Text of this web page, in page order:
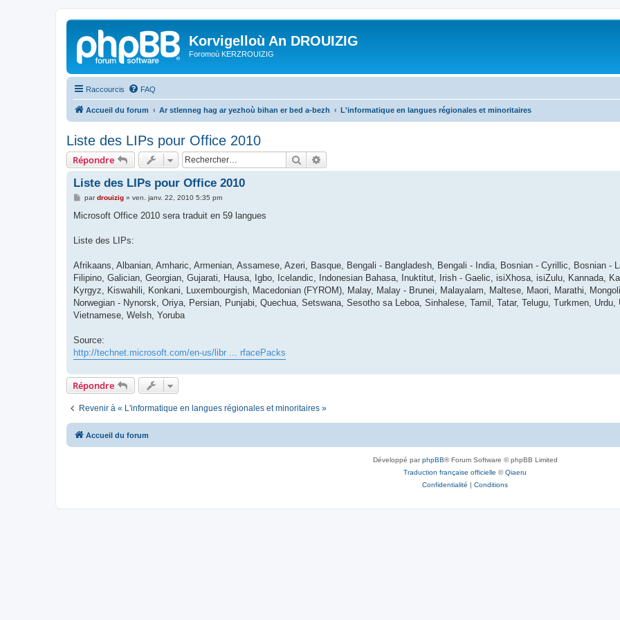
Korvigelloù An DROUIZIG
Foromoù KERZROUIZIG
Raccourcis FAQ
Accueil du forum Ar stlenneg hag ar yezhoù bihan er bed a-bezh L'informatique en langues régionales et minoritaires
Liste des LIPs pour Office 2010
Répondre Rechercher
Liste des LIPs pour Office 2010
M
s
g
pardrouizig» ven. janv. 22, 2010 5:35 pm
Microsoft Office 2010 sera traduit en 59 langues
Liste des LIPs:
Afrikaans, Albanian, Amharic, Armenian, Assamese, Azeri, Basque, Bengali - Bangladesh, Bengali - India, Bosnian - Cyrillic, Bosnian -
Filipino, Galician, Georgian, Gujarati, Hausa, Igbo, Icelandic, Indonesian Bahasa, Inuktitut, Irish - Gaelic, isiXhosa, isiZulu, Kannada,
Kyrgyz, Kiswahili, Konkani, Luxembourgish, Macedonian (FYROM), Malay, Malay - Brunei, Malayalam, Maltese, Maori, Marathi,
Norwegian - Nynorsk, Oriya, Persian, Punjabi, Quechua, Setswana, Sesotho sa Leboa, Sinhalese, Tamil, Tatar, Telugu, Turkmen, Urdu,
Vietnamese, Welsh, Yoruba
Source:
http://technet.microsoft.com/en-us/libr ... rfacePacks
Répondre
Revenir à « L'informatique en langues régionales et minoritaires »
Accueil du forum
Développé parphpBB® Forum Software © phpBB Limited
Traduction française officielle ©Qiaeru
Confidentialité | Conditions